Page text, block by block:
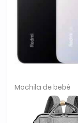
Mochila de bebê